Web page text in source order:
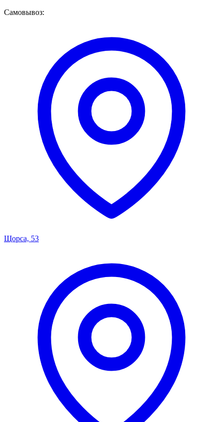
Самовывоз:
Щорса, 53